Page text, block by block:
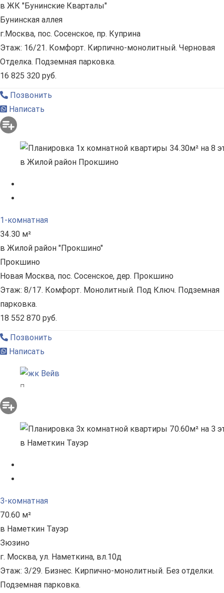
в ЖК "Бунинские Кварталы"
Бунинская аллея
г.Москва, пос. Сосенское, пр. Куприна
Этаж: 16/21. Комфорт. Кирпично-монолитный. Черновая
Отделка. Подземная парковка.
16 825 320 руб.
Позвонить
Написать
1-комнатная
34.30 м²
в Жилой район "Прокшино"
Прокшино
Новая Москва, пос. Сосенское, дер. Прокшино
Этаж: 8/17. Комфорт. Монолитный. Под Ключ. Подземная
парковка.
18 552 870 руб.
Позвонить
Написать
3-комнатная
70.60 м²
в Наметкин Тауэр
Зюзино
г. Москва, ул. Наметкина, вл.10д
Этаж: 3/29. Бизнес. Кирпично-монолитный. Без отделки.
Подземная парковка.